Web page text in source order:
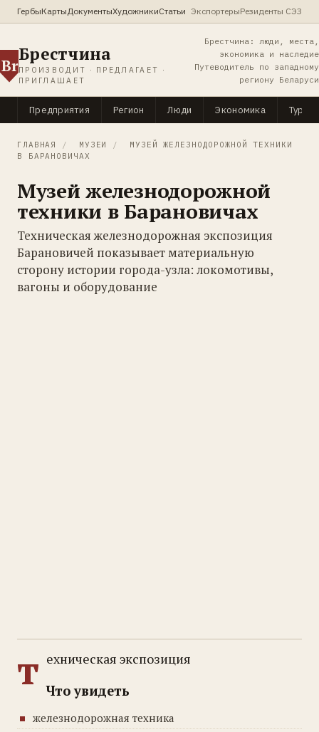
ГербыКартыДокументыХудожникиСтатьи ЭкспортерыРезиденты СЭЗ
Br
Брестчина
ПРОИЗВОДИТ · ПРЕДЛАГАЕТ ·
ПРИГЛАШАЕТ
Брестчина: люди, места,
экономика и наследие
Путеводитель по западному
региону Беларуси
Предприятия Регион Люди Экономика
ГЛАВНАЯ / МУЗЕИ /
МУЗЕЙ ЖЕЛЕЗНОДОРОЖНОЙ ТЕХНИКИ
В БАРАНОВИЧАХ
Музей железнодорожной
техники в Барановичах
Техническая железнодорожная экспозиция
Барановичей показывает материальную
сторону истории города-узла: локомотивы,
вагоны и оборудование
т ехническая экспозиция
Что увидеть
железнодорожная техника